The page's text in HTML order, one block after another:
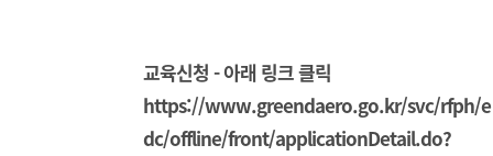
교육신청 - 아래 링크 클릭
https://www.greendaero.go.kr/svc/rfph/e
dc/offline/front/applicationDetail.do?